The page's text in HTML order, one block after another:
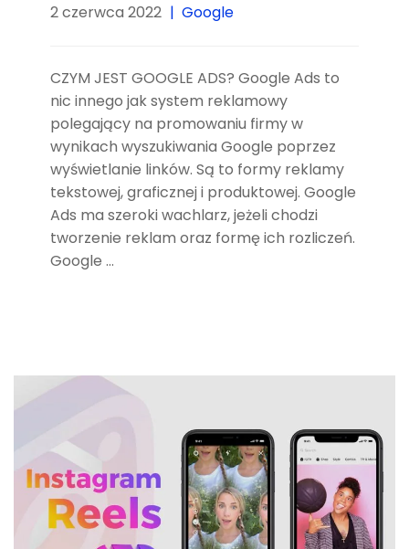
2 czerwca 2022 Google
CZYM JEST GOOGLE ADS? Google Ads to
nic innego jak system reklamowy
polegający na promowaniu firmy w
wynikach wyszukiwania Google poprzez
wyświetlanie linków. Są to formy reklamy
tekstowej, graficznej i produktowej. Google
Ads ma szeroki wachlarz, jeżeli chodzi
tworzenie reklam oraz formę ich rozliczeń.
Google …